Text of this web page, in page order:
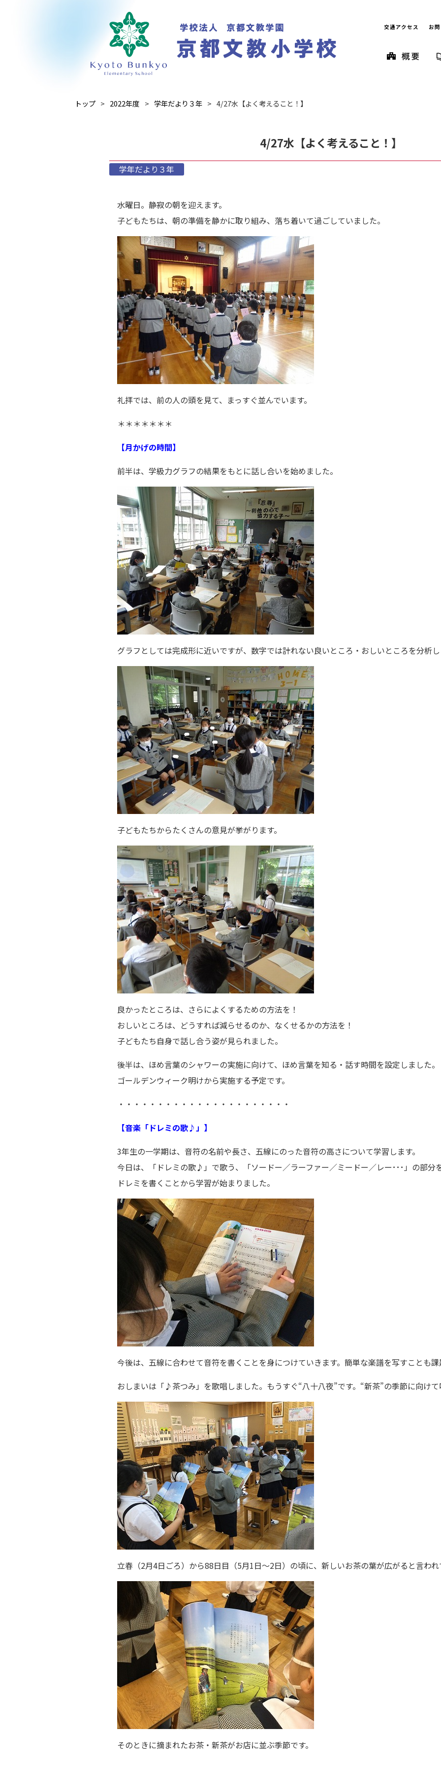
交通アクセス お
トップ 2022年度 学年だより３年 4/27水【よく考えること！】
4/27水【よく考えること！】
学年だより３年
水曜日。静寂の朝を迎えます。
子どもたちは、朝の準備を静かに取り組み、落ち着いて過ごしていました。
礼拝では、前の人の頭を見て、まっすぐ並んでいます。
＊＊＊＊＊＊＊
【月かげの時間】
前半は、学級力グラフの結果をもとに話し合いを始めました。
グラフとしては完成形に近いですが、数字では計れない良いところ・おしいところを分析
子どもたちからたくさんの意見が挙がります。
良かったところは、さらによくするための方法を！
おしいところは、どうすれば減らせるのか、なくせるかの方法を！
子どもたち自身で話し合う姿が見られました。
後半は、ほめ言葉のシャワーの実施に向けて、ほめ言葉を知る・話す時間を設定しました。
ゴールデンウィーク明けから実施する予定です。
・・・・・・・・・・・・・・・・・・・・・・
【音楽「ドレミの歌♪」】
3年生の一学期は、音符の名前や長さ、五線にのった音符の高さについて学習します。
今日は、「ドレミの歌♪」で歌う、「ソードー／ラーファー／ミードー／レー･･･」の部分
ドレミを書くことから学習が始まりました。
今後は、五線に合わせて音符を書くことを身につけていきます。簡単な楽譜を写すことも
おしまいは「♪茶つみ」を歌唱しました。もうすぐ“八十八夜”です。“新茶”の季節に向け
立春（2月4日ごろ）から88日目（5月1日～2日）の頃に、新しいお茶の葉が広がると言わ
そのときに摘まれたお茶・新茶がお店に並ぶ季節です。